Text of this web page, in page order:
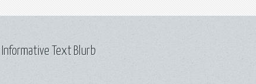
Informative Text Blurb